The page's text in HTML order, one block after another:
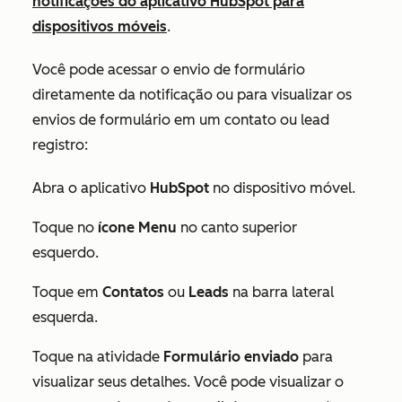
dispositivos móveis.
Você pode acessar o envio de formulário
diretamente da notificação ou para visualizar os
envios de formulário em um contato ou lead
registro:
Abra o aplicativo HubSpot no dispositivo móvel.
Toque no ícone Menu no canto superior
esquerdo.
Toque em Contatos ou Leads na barra lateral
esquerda.
Toque na atividade Formulário enviado para
visualizar seus detalhes. Você pode visualizar o